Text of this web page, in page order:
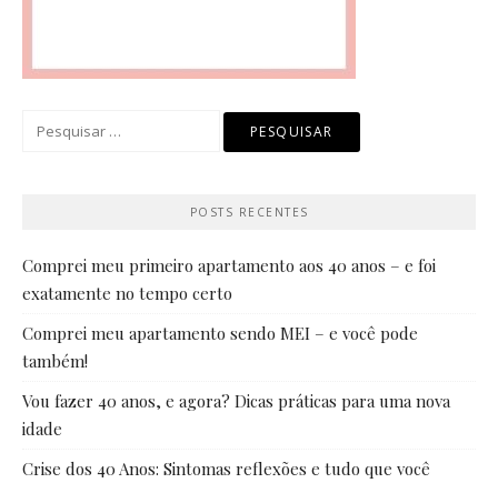
POSTS RECENTES
Comprei meu primeiro apartamento aos 40 anos – e foi
exatamente no tempo certo
Comprei meu apartamento sendo MEI – e você pode
também!
Vou fazer 40 anos, e agora? Dicas práticas para uma nova
idade
Crise dos 40 Anos: Sintomas reflexões e tudo que você